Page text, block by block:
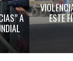
A
ESTE